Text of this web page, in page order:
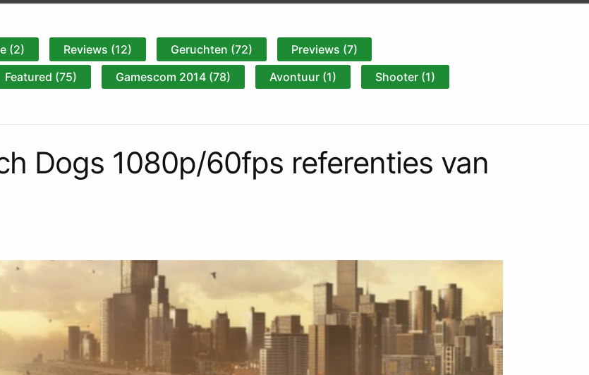
(2) Reviews (12) Geruchten (72)
Previews (7)
Featured (75) Gamescom 2014 (78) Avontuur (1)
Shooter (1)
Dogs 1080p/60fps referenties van